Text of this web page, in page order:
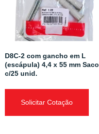
D8C-2 com gancho em L
(escápula) 4,4 x 55 mm Saco
c/25 unid.
Solicitar Cotação